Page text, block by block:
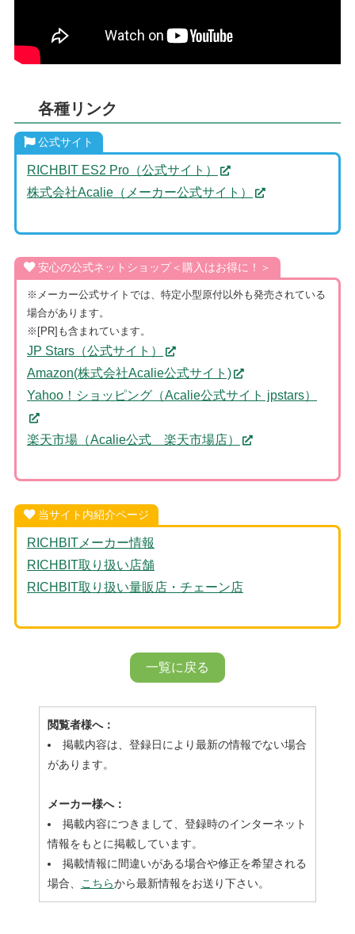
各種リンク
公式サイト
RICHBIT ES2 Pro（公式サイト）
株式会社Acalie（メーカー公式サイト）
安心の公式ネットショップ＜購入はお得に！＞
※メーカー公式サイトでは、特定小型原付以外も発売されている
場合があります。
※[PR]も含まれています。
JP Stars（公式サイト）
Amazon(株式会社Acalie公式サイト)
Yahoo！ショッピング（Acalie公式サイト jpstars）
楽天市場（Acalie公式 楽天市場店）
当サイト内紹介ページ
RICHBITメーカー情報
RICHBIT取り扱い店舗
RICHBIT取り扱い量販店・チェーン店
一覧に戻る
閲覧者様へ：
掲載内容は、登録日により最新の情報でない場合
があります。
メーカー様へ：
掲載内容につきまして、登録時のインターネット
情報をもとに掲載しています。
掲載情報に間違いがある場合や修正を希望される
場合、 こちらから最新情報をお送り下さい。